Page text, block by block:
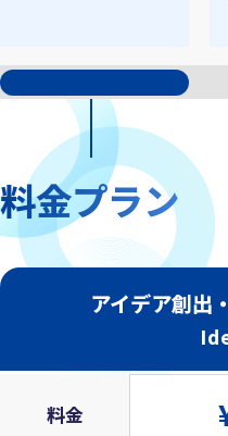
料金プラン
アイデア創出
料金